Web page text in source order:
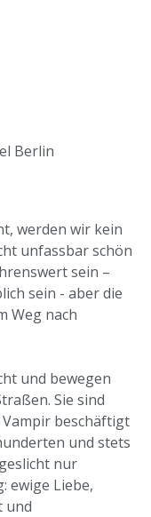
Berlin
werden wir kein
unfassbar schön
sein –
sein - aber die
Weg nach
und bewegen
Sie sind
beschäftigt
und stets
nur
ewige Liebe,
und